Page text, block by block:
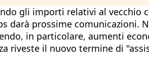
gli importi relativi al vecchio
prossime comunicazioni.
in particolare, aumenti
riveste il nuovo termine di